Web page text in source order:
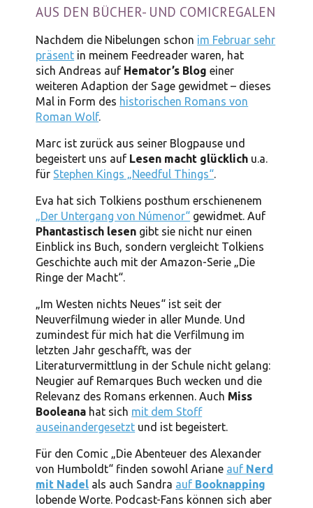
AUS DEN BÜCHER- UND COMICREGALEN
Nachdem die Nibelungen schon im Februar sehr
präsent in meinem Feedreader waren, hat
sich Andreas auf Hemator’s Blog einer
weiteren Adaption der Sage gewidmet – dieses
Mal in Form des historischen Romans von
Roman Wolf.
Marc ist zurück aus seiner Blogpause und
begeistert uns auf Lesen macht glücklich u.a.
für Stephen Kings „Needful Things“.
Eva hat sich Tolkiens posthum erschienenem
„Der Untergang von Númenor“ gewidmet. Auf
Phantastisch lesen gibt sie nicht nur einen
Einblick ins Buch, sondern vergleicht Tolkiens
Geschichte auch mit der Amazon-Serie „Die
Ringe der Macht“.
„Im Westen nichts Neues“ ist seit der
Neuverfilmung wieder in aller Munde. Und
zumindest für mich hat die Verfilmung im
letzten Jahr geschafft, was der
Literaturvermittlung in der Schule nicht gelang:
Neugier auf Remarques Buch wecken und die
Relevanz des Romans erkennen. Auch Miss
Booleana hat sich mit dem Stoff
auseinandergesetzt und ist begeistert.
Für den Comic „Die Abenteuer des Alexander
von Humboldt“ finden sowohl Ariane auf Nerd
mit Nadel als auch Sandra auf Booknapping
lobende Worte. Podcast-Fans können sich aber